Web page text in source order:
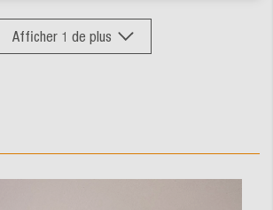
Afficher 1 de plus